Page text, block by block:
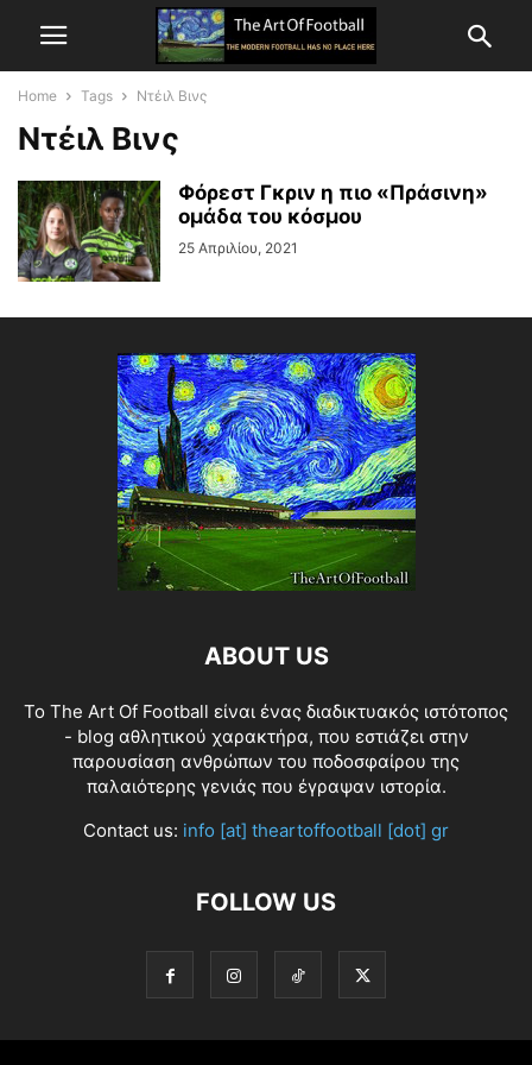
Home Tags Ντέιλ Βινς
Ντέιλ Βινς
Φόρεστ Γκριν η πιο «Πράσινη»
ομάδα του κόσμου
25 Απριλίου, 2021
ABOUT US
Το The Art Of Football είναι ένας διαδικτυακός ιστότοπος
- blog αθλητικού χαρακτήρα, που εστιάζει στην
παρουσίαση ανθρώπων του ποδοσφαίρου της
παλαιότερης γενιάς που έγραψαν ιστορία.
Contact us: info [at] theartoffootball [dot] gr
FOLLOW US